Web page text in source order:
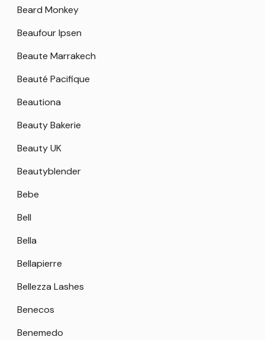
Beard Monkey
Beaufour Ipsen
Beaute Marrakech
Beauté Pacifique
Beautiona
Beauty Bakerie
Beauty UK
Beautyblender
Bebe
Bell
Bella
Bellapierre
Bellezza Lashes
Benecos
Benemedo